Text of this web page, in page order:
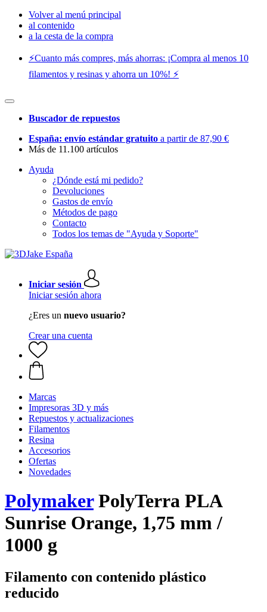
Volver al menú principal
al contenido
a la cesta de la compra
⚡️Cuanto más compres, más ahorras: ¡Compra al menos 10
filamentos y resinas y ahorra un 10%! ⚡️
Buscador de repuestos
España: envío estándar gratuito a partir de 87,90 €
Más de 11.100 artículos
Ayuda
¿Dónde está mi pedido?
Devoluciones
Gastos de envío
Métodos de pago
Contacto
Todos los temas de "Ayuda y Soporte"
Iniciar sesión
Iniciar sesión ahora
¿Eres un nuevo usuario?
Crear una cuenta
Marcas
Impresoras 3D y más
Repuestos y actualizaciones
Filamentos
Resina
Accesorios
Ofertas
Novedades
PolymakerPolyTerra PLA
Sunrise Orange, 1,75 mm /
1000 g
Filamento con contenido plástico
reducido